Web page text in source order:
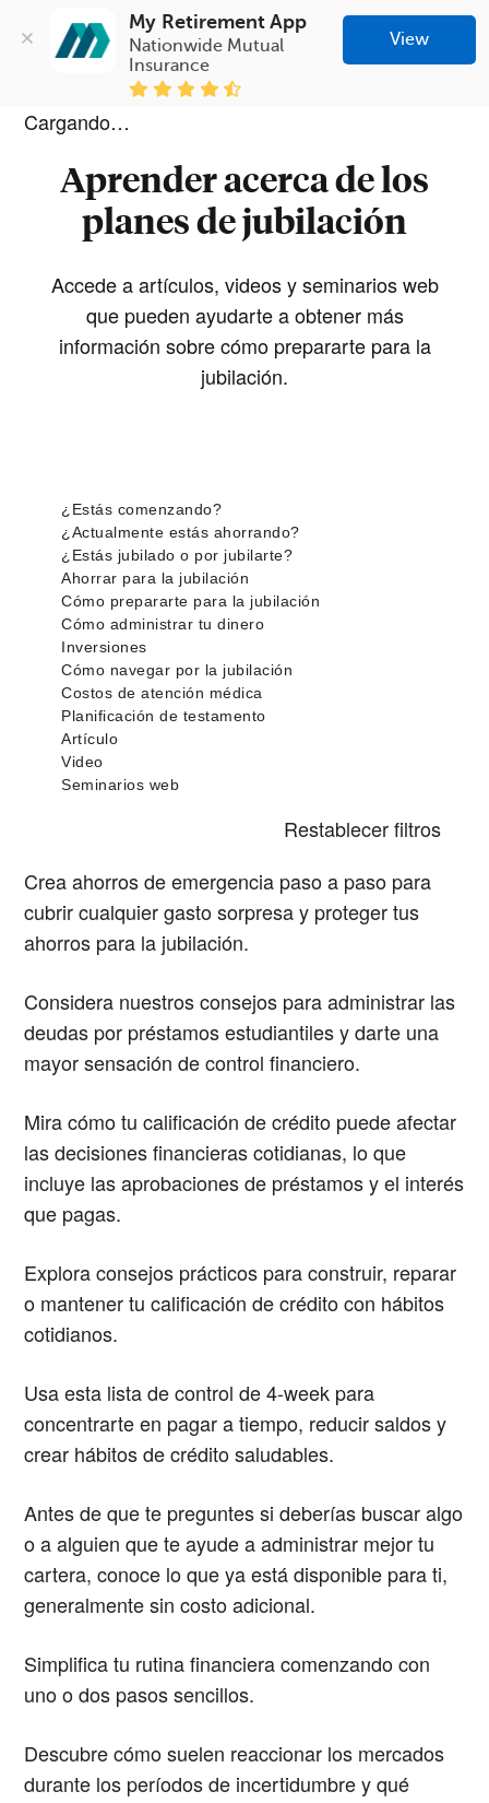
My Retirement App
Nationwide Mutual
Insurance
View
Cargando…
Aprender acerca de los
planes de jubilación
Accede a artículos, videos y seminarios web
que pueden ayudarte a obtener más
información sobre cómo prepararte para la
jubilación.
Restablecer filtros
Crea ahorros de emergencia paso a paso para
cubrir cualquier gasto sorpresa y proteger tus
ahorros para la jubilación.
Considera nuestros consejos para administrar las
deudas por préstamos estudiantiles y darte una
mayor sensación de control financiero.
Mira cómo tu calificación de crédito puede afectar
las decisiones financieras cotidianas, lo que
incluye las aprobaciones de préstamos y el interés
que pagas.
Explora consejos prácticos para construir, reparar
o mantener tu calificación de crédito con hábitos
cotidianos.
Usa esta lista de control de 4-week para
concentrarte en pagar a tiempo, reducir saldos y
crear hábitos de crédito saludables.
Antes de que te preguntes si deberías buscar algo
o a alguien que te ayude a administrar mejor tu
cartera, conoce lo que ya está disponible para ti,
generalmente sin costo adicional.
Simplifica tu rutina financiera comenzando con
uno o dos pasos sencillos.
Descubre cómo suelen reaccionar los mercados
durante los períodos de incertidumbre y qué